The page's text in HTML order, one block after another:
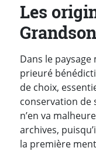
Les
Grandson
Dans le paysage
prieuré
de choix,
conservation de
n’en va
archives,
la première